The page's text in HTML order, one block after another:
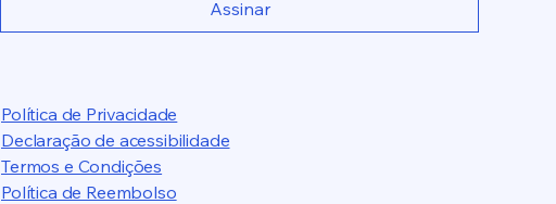
Assinar
Política de Privacidade
Declaração de acessibilidade
Termos e Condições
Política de Reembolso